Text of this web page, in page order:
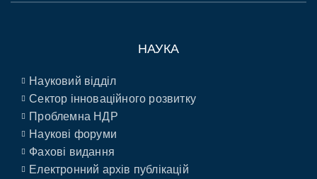
НАУКА
Науковий відділ
Сектор інноваційного розвитку
Проблемна НДР
Наукові форуми
Фахові видання
Електронний архів публікацій